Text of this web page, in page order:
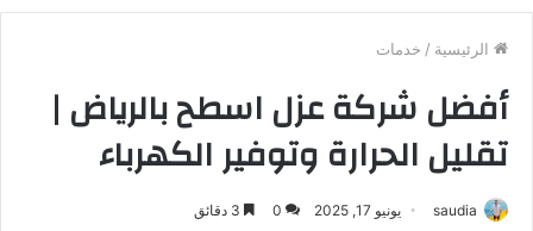
الرئيسية / خدمات
أفضل شركة عزل اسطح بالرياض |
تقليل الحرارة وتوفير الكهرباء
saudia يونيو 17, 2025 0